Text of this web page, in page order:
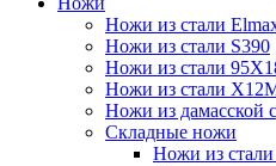
Ножи из стали
Ножи из стали S390
Ножи из стали
Ножи из стали
Ножи из дамасской
Складные ножи
Ножи из